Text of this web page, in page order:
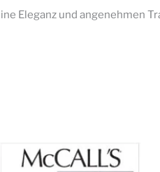
Eleganz und angenehmen